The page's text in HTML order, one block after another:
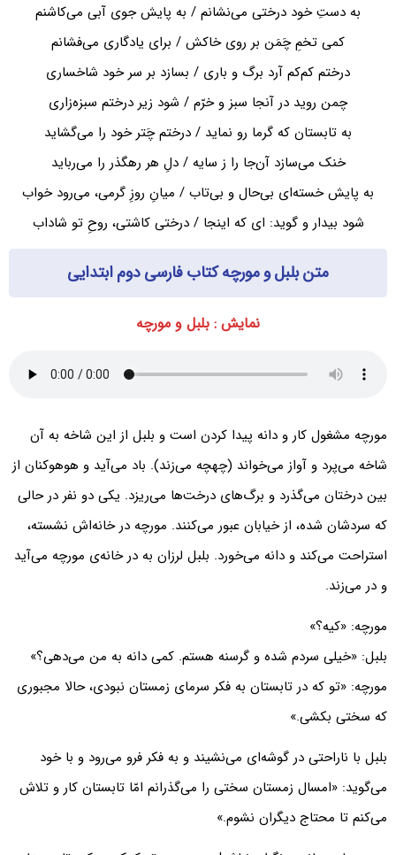
به دستِ خود درختی می‌نشانم / به پایش جوی آبی می‌کاشنم
کمی تخمِ چَمَن بر روی خاکش / برای یادگاری می‌فشانم
درختم کم‌کم آرد برگ و باری / بسازد بر سر خود شاخساری
چمن روید در آنجا سبز و خرّم / شود زیر درختم سبزه‌زاری
به تابستان که گرما رو نماید / درختم چَتر خود را می‌گشاید
خنک می‌سازد آن‌جا را ز سایه / دلِ هر رهگذر را می‌رباید
به پایش خسته‌ای بی‌حال و بی‌تاب / میانِ روزِ گرمی، می‌رود خواب
شود بیدار و گوید: ای که اینجا / درختی کاشتی، روحِ تو شاداب
متن بلبل و مورچه کتاب فارسی دوم ابتدایی
نمایش : بلبل و مورچه
مورچه مشغول کار و دانه پیدا کردن است و بلبل از این شاخه به آن
شاخه می‌پرد و آواز می‌خواند (چهچه می‌زند). باد می‌آید و هوهوکنان از
بین درختان می‌گذرد و برگ‌های درخت‌ها می‌ریزد. یکی دو نفر در حالی
که سردشان شده، از خیابان عبور می‌کنند. مورچه در خانه‌اش نشسته،
استراحت می‌کند و دانه می‌خورد. بلبل لرزان به در خانه‌ی مورچه می‌آید
و در می‌زند.
مورچه: «کیه؟»
بلبل: «خیلی سردم شده و گرسنه هستم. کمی دانه به من می‌دهی؟»
مورچه: «تو که در تابستان به فکر سرمای زمستان نبودی، حالا مجبوری
که سختی بکشی.»
بلبل با ناراحتی در گوشه‌ای می‌نشیند و به فکر فرو می‌رود و با خود
می‌گوید: «امسال زمستان سختی را می‌گذرانم امّا تابستان کار و تلاش
می‌کنم تا محتاج دیگران نشوم.»